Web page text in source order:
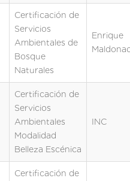
Certificación de
Servicios
Ambientales de
Bosque
Naturales
Enrique
Certificación de
Servicios
Ambientales
Modalidad
Belleza Escénica
INC
Certificación de